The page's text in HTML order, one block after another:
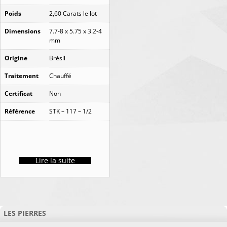
Poids 2,60 Carats le lot
Dimensions
7.7-8 x 5.75 x 3.2-4
mm
Origine Brésil
Traitement Chauffé
Certificat Non
Référence STK – 117 – 1/2
Lire la suite
LES PIERRES